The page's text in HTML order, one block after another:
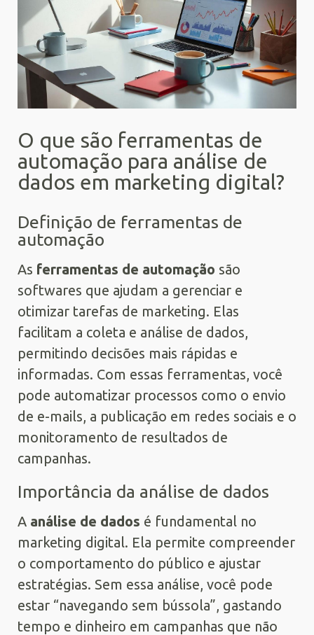
O que são ferramentas de
automação para análise de
dados em marketing digital?
Definição de ferramentas de
automação
As ferramentas de automação são
softwares que ajudam a gerenciar e
otimizar tarefas de marketing. Elas
facilitam a coleta e análise de dados,
permitindo decisões mais rápidas e
informadas. Com essas ferramentas, você
pode automatizar processos como o envio
de e-mails, a publicação em redes sociais e o
monitoramento de resultados de
campanhas.
Importância da análise de dados
A análise de dados é fundamental no
marketing digital. Ela permite compreender
o comportamento do público e ajustar
estratégias. Sem essa análise, você pode
estar “navegando sem bússola”, gastando
tempo e dinheiro em campanhas que não